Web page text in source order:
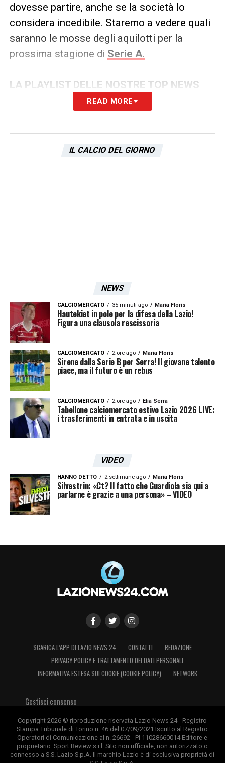
dovesse partire, anche se la società lo
considera incedibile. Staremo a vedere quali
saranno le mosse degli aquilotti per la
prossima stagione di Serie A.
LA PLAYLIST DELLE NOSTRE TOP NEWS
READ MORE
IL CALCIO DEL GIORNO
NEWS
CALCIOMERCATO 35 minuti ago Maria Floris
Hautekiet in pole per la difesa della Lazio!
Figura una clausola rescissoria
CALCIOMERCATO 2 ore ago Maria Floris
Sirene dalla Serie B per Serra! Il giovane talento
piace, ma il futuro è un rebus
CALCIOMERCATO 2 ore ago Elia Serra
Tabellone calciomercato estivo Lazio 2026 LIVE:
i trasferimenti in entrata e in uscita
VIDEO
HANNO DETTO 2 settimane ago Maria Floris
Silvestrin: «Ct? Il fatto che Guardiola sia qui a
parlarne è grazie a una persona» – VIDEO
SCARICA L’APP DI LAZIO NEWS 24 CONTATTI
REDAZIONE
PRIVACY POLICY E TRATTAMENTO DEI DATI PERSONALI
INFORMATIVA ESTESA SUI COOKIE (COOKIE POLICY)
NETWORK
Gestisci consenso
Copyright 2026 © riproduzione riservata Lazio News 24 - Registro
Stampa Tribunale di Torino n. 46 del 07/09/2021 Iscritto al Registro
Operatori di Comunicazione al n. 26692 - PI 11028660014 Editore e
proprietario: Sport Review s.r.l. Sito non ufficiale, non autorizzato o
connesso a S.S. Lazio S.p.A. Il marchio Lazio è di esclusiva proprietà di